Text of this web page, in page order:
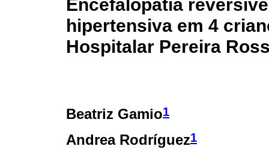
Encefalopatia
hipertensiva em 4
Hospitalar Pereira
Beatriz Gamio1
Andrea Rodríguez1